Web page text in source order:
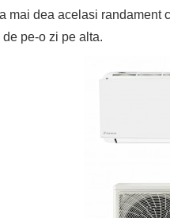
mai dea acelasi randament
pe-o zi pe alta.